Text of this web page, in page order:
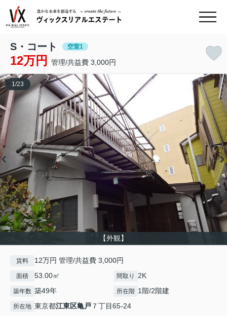
S・コート 空室1
12万円 管理/共益費 3,000円
【外観】
1/23
賃料 12万円 管理/共益費 3,000円
面積 53.00㎡ 間取り 2K
築年数 築49年 所在階 1階/2階建
所在地 東京都江東区亀戸 ７丁目65-24